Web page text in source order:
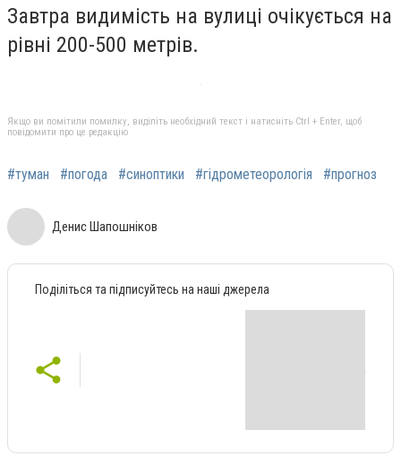
Завтра видимість на вулиці очікується на
рівні 200-500 метрів.
Якщо ви помітили помилку, виділіть необхідний текст і натисніть Ctrl + Enter, щоб
повідомити про це редакцію
#туман #погода #синоптики #гідрометеорологія #прогноз
Денис Шапошніков
Поділіться та підписуйтесь на наші джерела